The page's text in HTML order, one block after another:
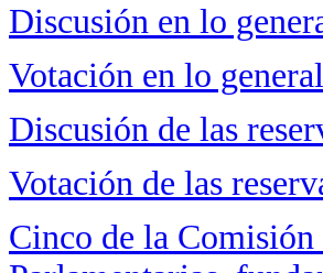
Discusión en lo
Votación en lo general
Discusión de las
Votación de las
Cinco de la Comisión